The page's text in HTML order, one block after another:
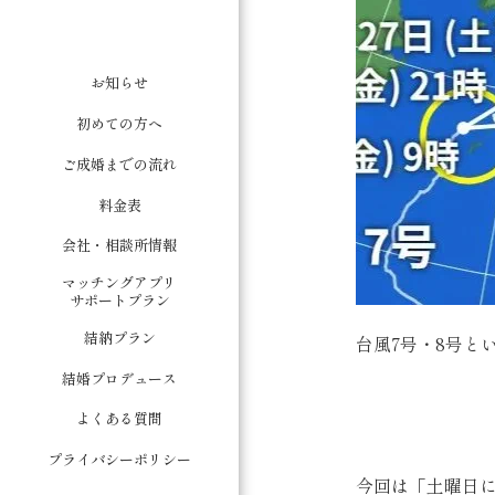
お知らせ
初めての方へ
ご成婚までの流れ
料金表
会社・相談所情報
マッチングアプリ
サポートプラン
結納プラン
結婚プロデュース
よくある質問
プライバシーポリシー
台風7号・8号と
今回は「土曜日